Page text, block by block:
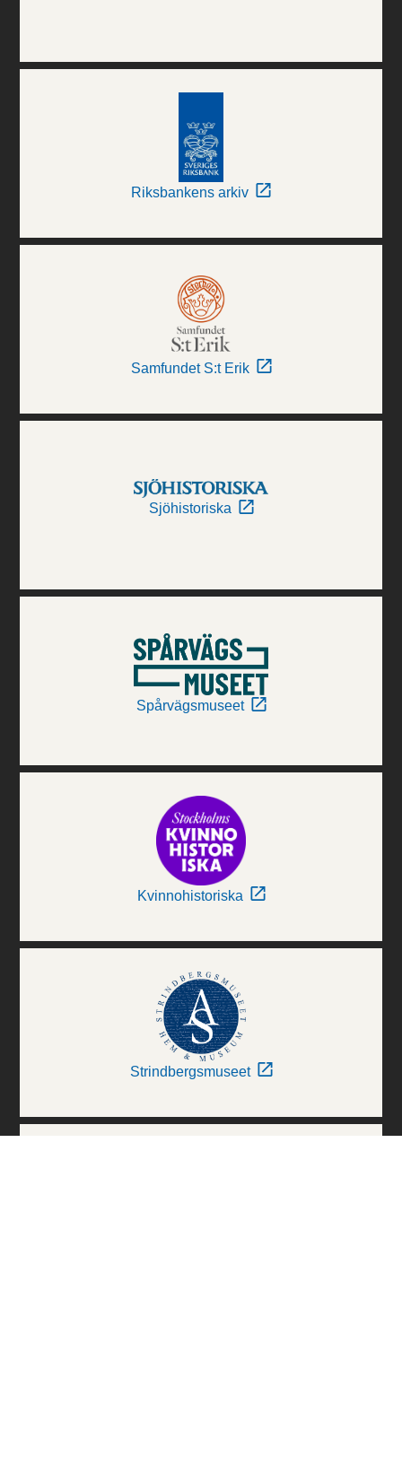
Riksbankens arkiv
Samfundet S:t Erik
Sjöhistoriska
Spårvägsmuseet
Kvinnohistoriska
Strindbergsmuseet